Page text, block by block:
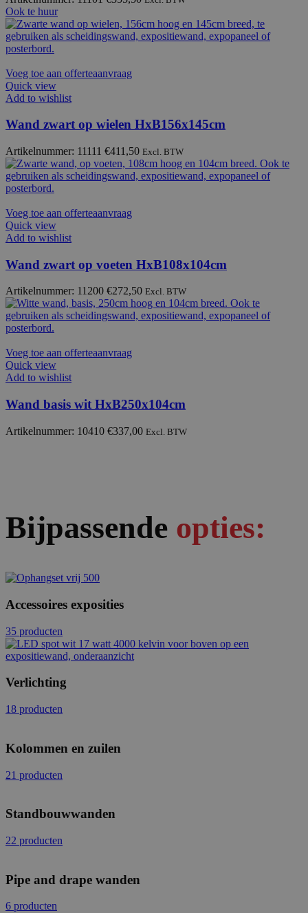
Ook te huur
Voeg toe aan offerteaanvraag
Quick view
Add to wishlist
Wand zwart op wielen HxB156x145cm
Artikelnummer: 11111 €411,50 Excl. BTW
Voeg toe aan offerteaanvraag
Quick view
Add to wishlist
Wand zwart op voeten HxB108x104cm
Artikelnummer: 11200 €272,50 Excl. BTW
Voeg toe aan offerteaanvraag
Quick view
Add to wishlist
Wand basis wit HxB250x104cm
Artikelnummer: 10410 €337,00 Excl. BTW
Bijpassende opties:
Accessoires exposities
35 producten
Verlichting
18 producten
Kolommen en zuilen
21 producten
Standbouwwanden
22 producten
Pipe and drape wanden
6 producten